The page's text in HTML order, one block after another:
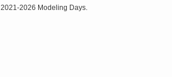
2021-2026 Modeling Days.